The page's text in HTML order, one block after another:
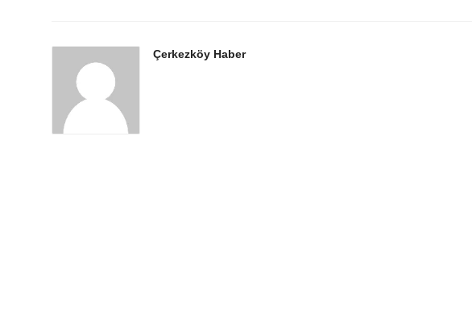
Çerkezköy Haber